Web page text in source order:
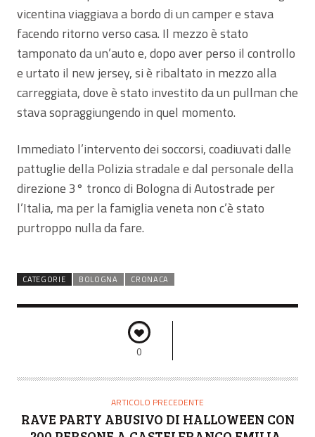
vicentina viaggiava a bordo di un camper e stava
facendo ritorno verso casa. Il mezzo è stato
tamponato da un’auto e, dopo aver perso il controllo
e urtato il new jersey, si è ribaltato in mezzo alla
carreggiata, dove è stato investito da un pullman che
stava sopraggiungendo in quel momento.
Immediato l’intervento dei soccorsi, coadiuvati dalle
pattuglie della Polizia stradale e dal personale della
direzione 3° tronco di Bologna di Autostrade per
l’Italia, ma per la famiglia veneta non c’è stato
purtroppo nulla da fare.
CATEGORIE BOLOGNA CRONACA
0
ARTICOLO PRECEDENTE
RAVE PARTY ABUSIVO DI HALLOWEEN CON